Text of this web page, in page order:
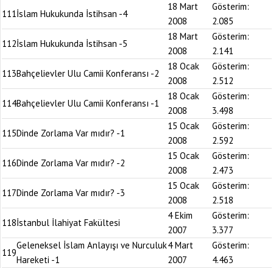
111İslam Hukukunda İstihsan -4
18 Mart
2008
Gösterim:
2.085
112İslam Hukukunda İstihsan -5
18 Mart
2008
Gösterim:
2.141
113Bahçelievler Ulu Camii Konferansı -2
18 Ocak
2008
Gösterim:
2.512
114Bahçelievler Ulu Camii Konferansı -1
18 Ocak
2008
Gösterim:
3.498
115Dinde Zorlama Var mıdır? -1
15 Ocak
2008
Gösterim:
2.592
116Dinde Zorlama Var mıdır? -2
15 Ocak
2008
Gösterim:
2.473
117Dinde Zorlama Var mıdır? -3
15 Ocak
2008
Gösterim:
2.518
118İstanbul İlahiyat Fakültesi
4 Ekim
2007
Gösterim:
3.377
119
Geleneksel İslam Anlayışı ve Nurculuk
Hareketi -1
4 Mart
2007
Gösterim:
4.463